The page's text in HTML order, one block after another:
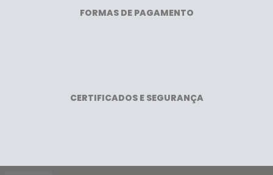
FORMAS DE PAGAMENTO
CERTIFICADOS E SEGURANÇA